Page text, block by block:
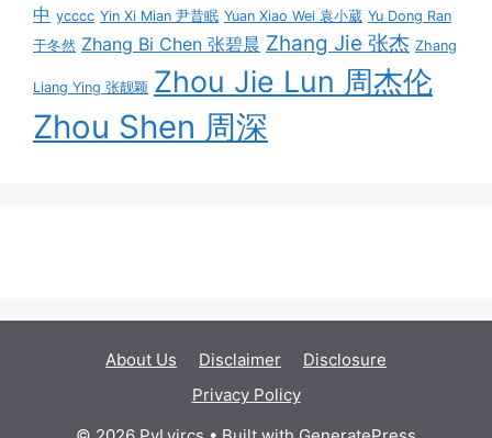
中 ycccc Yin Xi Mian 尹昔眠 Yuan Xiao Wei 袁小葳 Yu Dong Ran
于冬然 Zhang Bi Chen 张碧晨 Zhang Jie 张杰 Zhang
Liang Ying 张靓颖 Zhou Jie Lun 周杰伦
Zhou Shen 周深
About Us Disclaimer
Disclosure
Privacy Policy